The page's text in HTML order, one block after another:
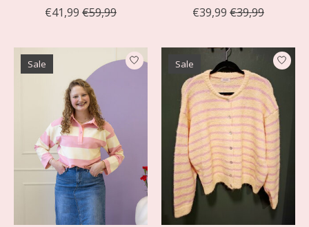
€41,99 €59,99 €39,99 €39,99
Sale Sale